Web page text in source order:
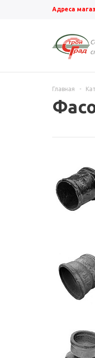
Адреса
Главная -